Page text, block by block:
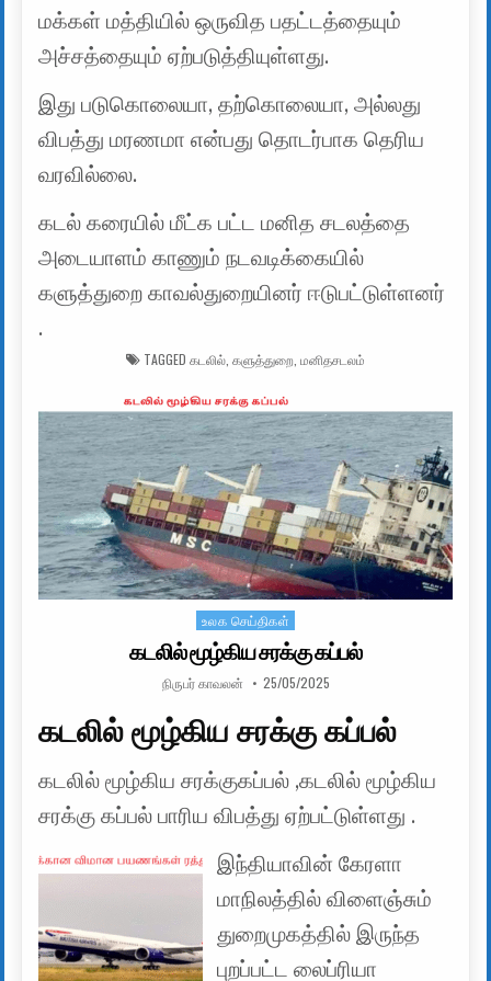
மக்கள் மத்தியில் ஒருவித பதட்டத்தையும்
அச்சத்தையும் ஏற்படுத்தியுள்ளது.
இது படுகொலையா, தற்கொலையா, அல்லது
விபத்து மரணமா என்பது தொடர்பாக தெரிய
வரவில்லை.
கடல் கரையில் மீட்க பட்ட மனித சடலத்தை
அடையாளம் காணும் நடவடிக்கையில்
களுத்துறை காவல்துறையினர் ஈடுபட்டுள்ளனர்
.
TAGGED கடலில் களுத்துறை மனிதசடலம்
Posted in
உலக செய்திகள்
கடலில் மூழ்கிய சரக்கு கப்பல்
AUTHOR:
நிருபர் காவலன் PUBLISHED DATE:
25/05/2025
கடலில் மூழ்கிய சரக்கு கப்பல்
கடலில் மூழ்கிய சரக்குகப்பல் ,கடலில் மூழ்கிய
சரக்கு கப்பல் பாரிய விபத்து ஏற்பட்டுள்ளது .
இந்தியாவின் கேரளா
மாநிலத்தில் விளைஞ்சும்
துறைமுகத்தில் இருந்த
புறப்பட்ட லைப்ரியா